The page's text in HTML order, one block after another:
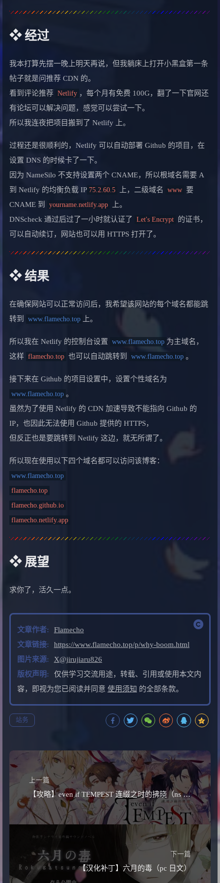
❖ 经过
我本打算先摆一晚上明天再说，但我躺床上打开小黑盒第一条
帖子就是问推荐 CDN 的。
看到评论推荐 Netlify ，每个月有免费 100G，翻了一下官网还
有论坛可以解决问题，感觉可以尝试一下。
所以我连夜把项目搬到了 Netlify 上。
过程还是很顺利的，Netlify 可以自动部署 Github 的项目，在
设置 DNS 的时候卡了一下。
因为 NameSilo 不支持设置两个 CNAME，所以根域名需要 A
到 Netlify 的均衡负载 IP 75.2.60.5 上，二级域名 www 要
CNAME 到
yourname.netlify.app
上。
DNScheck 通过后过了一小时就认证了
Let's Encrypt 的证书，
可以自动续订，网站也可以用 HTTPS 打开了。
❖ 结果
在确保网站可以正常访问后，我希望该网站的每个域名都能跳
转到
www.flamecho.top 上。
所以我在 Netlify 的控制台设置 www.flamecho.top 为主域名，
这样 flamecho.top 也可以自动跳转到 www.flamecho.top 。
接下来在 Github 的项目设置中，设置个性域名为
www.flamecho.top 。
虽然为了使用 Netlify 的 CDN 加速导致不能指向 Github 的
IP，也因此无法使用 Github 提供的 HTTPS，
但反正也是要跳转到 Netlify 这边，就无所谓了。
所以现在使用以下四个域名都可以访问该博客：
www.flamecho.top
flamecho.top
flamecho.github.io
flamecho.netlify.app
❖ 展望
求你了，活久一点。
文章作者:
Flamecho
文章链接:
https://www.flamecho.top/p/why-boom.html
图片来源:
X@jirujiaru826
版权声明:
仅供学习交流用途，转载、引用或使用本文内
容，即视为您已阅读并同意 使用须知 的全部条款。
站务
上一篇
【攻略】even if TEMPEST 连缀之时的拂晓（ns 繁中）
下一篇
【汉化补丁】六月的毒（pc 日文）